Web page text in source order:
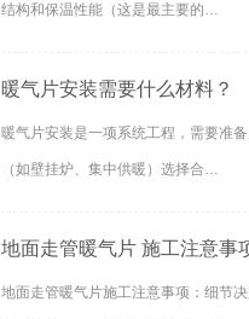
结构和保温性能（这是最主要的…
暖气片安装需要什么材料？
暖气片安装是一项系统工程，需要准备多
（如壁挂炉、集中供暖）选择合…
地面走管暖气片 施工注意事
地面走管暖气片施工注意事项：细节